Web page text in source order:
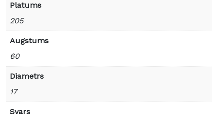
Platums
205
Augstums
60
Diametrs
17
Svars